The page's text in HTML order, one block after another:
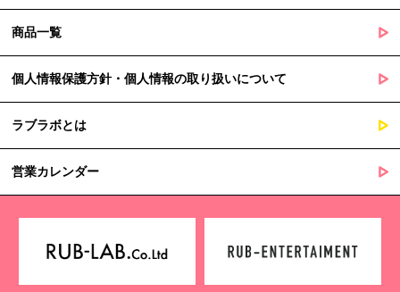
商品一覧
個人情報保護方針・個人情報の取り扱いについて
ラブラボとは
営業カレンダー